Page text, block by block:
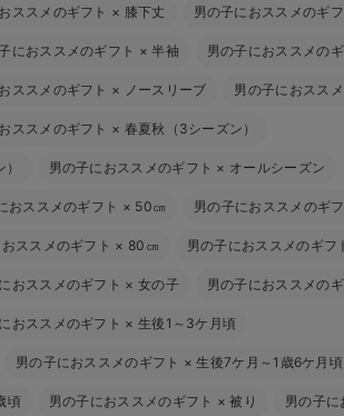
ススメのギフト × 膝下丈 男の子におススメのギフ
におススメのギフト ×半袖 男の子におススメのギ
ススメのギフト × ノースリーブ 男の子におスス
ススメのギフト × 春夏秋（3シーズン）
男の子におススメのギフト × オールシーズン
おススメのギフト × 50㎝ 男の子におススメのギフ
ススメのギフト × 80㎝ 男の子におススメのギフ
おススメのギフト × 女の子 男の子におススメのギ
おススメのギフト × 生後1～3ケ月頃
男の子におススメのギフト ×生後7ケ月～1歳6ケ月頃
頃 男の子におススメのギフト ×被り 男の子に